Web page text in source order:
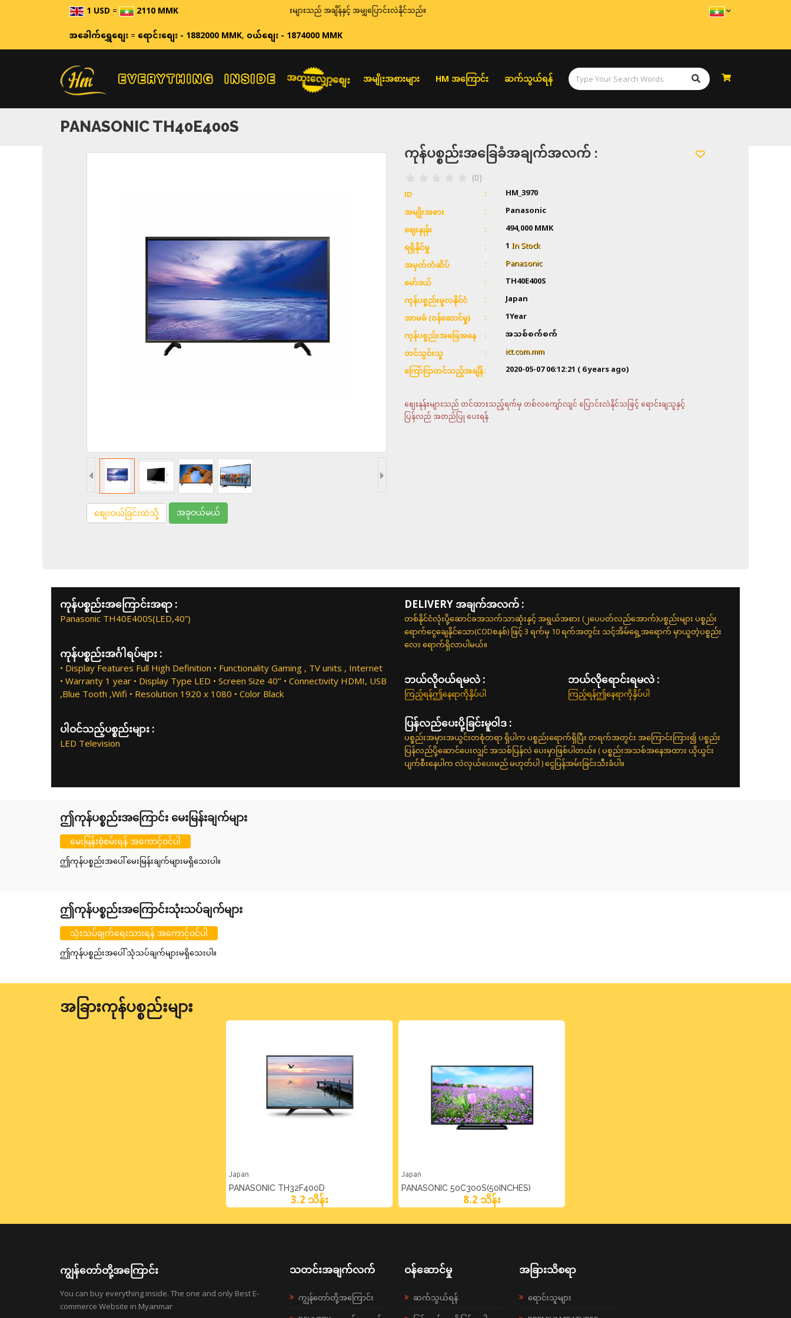
1 USD= 2110 MMK ဈေးနှုန်းများသည် အချိန်နှင့် အမျှပြောင်းလဲနိုင်သည်။
အခေါက်ရွှေစျေး=ရောင်းစျေး - 1882000 MMK,ဝယ်စျေး - 1874000 MMK
အထူးလျှော့စျေး အမျိုးအစားများ HM အကြောင်း ဆက်သွယ်ရန်
PANASONIC TH40E400S
ကုန်ပစ္စည်းအခြေခံအချက်အလက် :
(0)
ID HM_3970
အမျိုးအစား Panasonic
ဈေးနှုန်း 494,000MMK
ရရှိနိုင်မှု 1In Stock
အမှတ်တံဆိပ် Panasonic
မော်ဒယ် TH40E400S
ကုန်ပစ္စည်းမူလနိုင်ငံ Japan
အာမခံ (ဝန်ဆောင်မှု) 1Year
ကုန်ပစ္စည်းအခြေအနေ အသစ်စက်စက်
တင်သွင်းသူ ict.com.mm
ကြော်ငြာတင်သည့်အချိန် 2020-05-07 06:12:21 ( 6 years ago)
ဈေးနုန်းများသည် တင်ထားသည့်ရက်မှ တစ်လကျော်လျင် ပြောင်းလဲနိုင်သဖြင့် ရောင်းချသူနှင့်
ပြန်လည် အတည်ပြု ပေးရန်
စျေးဝယ်ခြင်းထဲသို့ အခုဝယ်မယ်
ကုန်ပစ္စည်းအကြောင်းအရာ :
Panasonic TH40E400S(LED,40”)
ကုန်ပစ္စည်းအင်္ဂါရပ်များ :
• Display Features Full High Definition • Functionality Gaming , TV units , Internet
• Warranty 1 year • Display Type LED • Screen Size 40’’ • Connectivity HDMI, USB
,Blue Tooth ,Wifi • Resolution 1920 x 1080 • Color Black
ပါဝင်သည့်ပစ္စည်းများ :
LED Television
DELIVERY အချက်အလက် :
တစ်နိုင်ငံလုံးပို့ဆောင်ခအသက်သာဆုံးနှင့် အရွယ်အစား (၂ပေပတ်လည်အောက်)ပစ္စည်းများ ပစ္စည်း
ရောက်ငွေချေနိုင်သော(CODစနစ်) ဖြင့် 3 ရက်မှ 10 ရက်အတွင်း သင့်အိမ်ရှေ့အရောက် မှာယူတဲ့ပစ္စည်း
လေး ရောက်ရှိလာပါမယ်။
ဘယ်လို၀ယ်ရမလဲ :
ကြည့်ရန်ဤနေရာကိုနှိပ်ပါ
ဘယ်လိုရောင်းရမလဲ :
ကြည့်ရန်ဤနေရာကိုနှိပ်ပါ
ပြန်လည်ပေးပို့ခြင်းမူဝါဒ :
ပစ္စည်းအမှားအယွင်းတစုံတရာ ရှိပါက ပစ္စည်းရောက်ရှိပြီး တရက်အတွင်း အကြောင်းကြား၍ ပစ္စည်း
ပြန်လည်ပို့ဆောင်ပေးလျှင် အသစ်ပြန်လဲ ပေးမှာဖြစ်ပါတယ်။ ( ပစ္စည်းအသစ်အနေအထား ယိုယွင်း
ပျက်စီးနေပါက လဲလှယ်ပေးမည် မဟုတ်ပါ ) ငွေပြန်အမ်းခြင်းသီးခံပါ။
ဤကုန်ပစ္စည်းအကြောင်း မေးမြန်းချက်များ
မေးမြန်းစုံစမ်းရန် အကောင့်ဝင်ပါ
ဤကုန်ပစ္စည်းအပေါ် မေးမြန်းချက်များမရှိသေးပါ။
ဤကုန်ပစ္စည်းအကြောင်းသုံးသပ်ချက်များ
သုံးသပ်ချက်ရေးသားရန် အကောင့်ဝင်ပါ
ဤကုန်ပစ္စည်းအပေါ် သုံသပ်ချက်များမရှိသေးပါ။
အခြားကုန်ပစ္စည်းများ
Japan
PANASONIC TH32F400D
3.2 သိန်း
Japan
PANASONIC 50C300S(50INCHES)
8.2 သိန်း
ကျွန်တော်တို့အကြောင်း
You can buy everything inside. The one and only Best E-
commerce Website in Myanmar
သတင်းအချက်လက်
ကျွန်တော်တို့အကြောင်း
ဝန်ဆောင်မှု
ဆက်သွယ်ရန်
အခြားသိစရာ
ရောင်းသူများ